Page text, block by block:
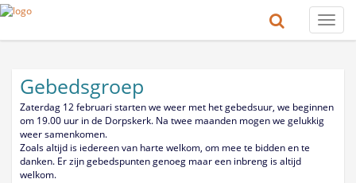
Toggle
Gebedsgroep
Zaterdag 12 februari starten we weer met het gebedsuur, we beginnen
om 19.00 uur in de Dorpskerk. Na twee maanden mogen we gelukkig
weer samenkomen.
Zoals altijd is iedereen van harte welkom, om mee te bidden en te
danken. Er zijn gebedspunten genoeg maar een inbreng is altijd
welkom.